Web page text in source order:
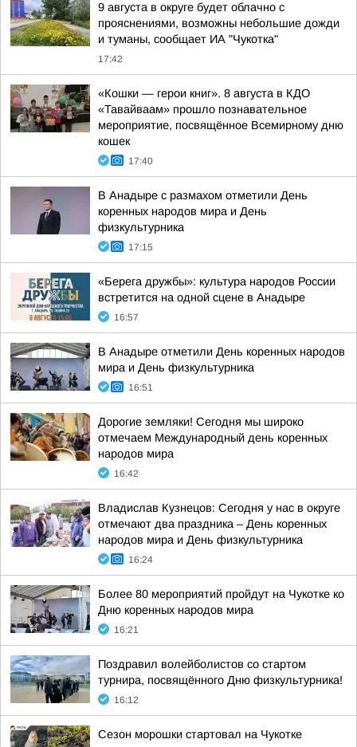
9 августа в округе будет облачно с
прояснениями, возможны небольшие дожди
и туманы, сообщает ИА "Чукотка"
17:42
«Кошки — герои книг». 8 августа в КДО
«Тавайваам» прошло познавательное
мероприятие, посвящённое Всемирному дню
кошек
17:40
В Анадыре с размахом отметили День
коренных народов мира и День
физкультурника
17:15
«Берега дружбы»: культура народов России
встретится на одной сцене в Анадыре
16:57
В Анадыре отметили День коренных народов
мира и День физкультурника
16:51
Дорогие земляки! Сегодня мы широко
отмечаем Международный день коренных
народов мира
16:42
Владислав Кузнецов: Сегодня у нас в округе
отмечают два праздника – День коренных
народов мира и День физкультурника
16:24
Более 80 мероприятий пройдут на Чукотке ко
Дню коренных народов мира
16:21
Поздравил волейболистов со стартом
турнира, посвящённого Дню физкультурника!
16:12
Сезон морошки стартовал на Чукотке